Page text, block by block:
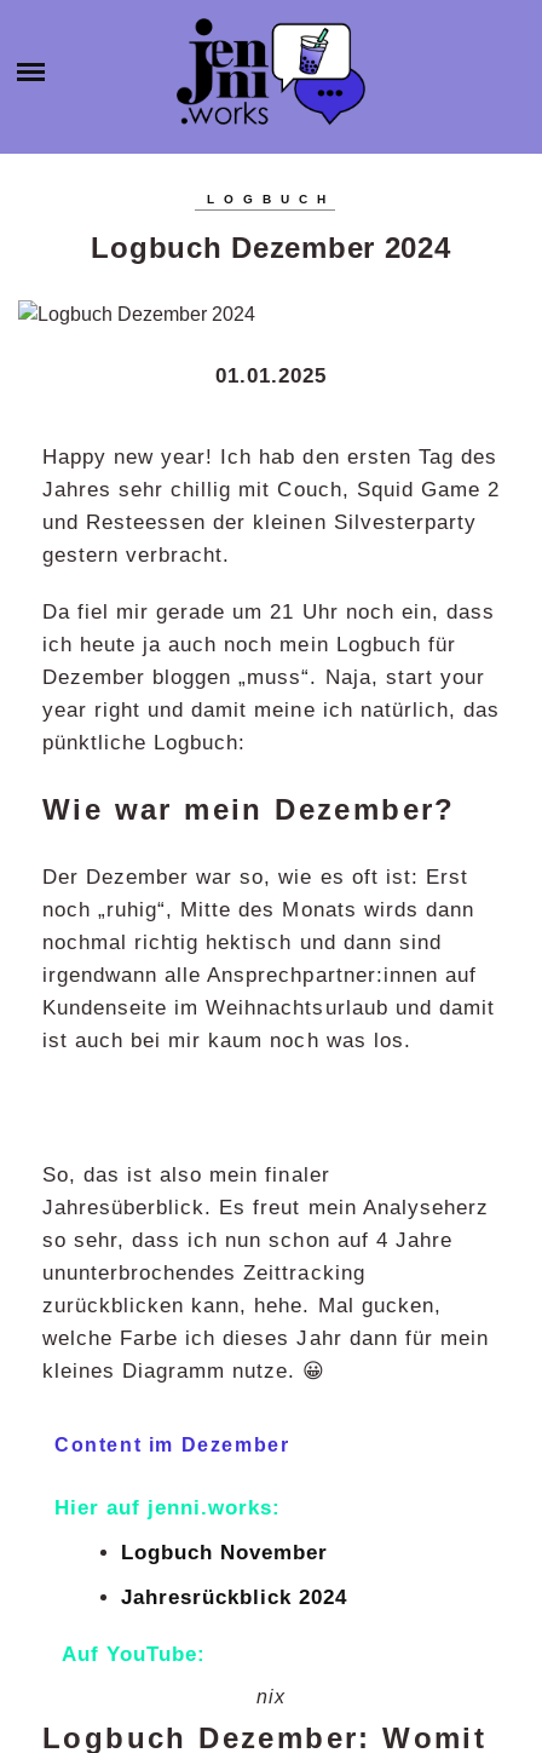
JENNI.W
ORKS
SELBSTSTÄNDIGKEIT
PRODUKTIVITÄT
BLOGROLL
LOGBUCH
Logbuch Dezember 2024
01.01.2025
Happy new year! Ich hab den ersten Tag des
Jahres sehr chillig mit Couch, Squid Game 2
und Resteessen der kleinen Silvesterparty
gestern verbracht.
Da fiel mir gerade um 21 Uhr noch ein, dass
ich heute ja auch noch mein Logbuch für
Dezember bloggen „muss“. Naja, start your
year right und damit meine ich natürlich, das
pünktliche Logbuch:
Wie war mein Dezember?
Der Dezember war so, wie es oft ist: Erst
noch „ruhig“, Mitte des Monats wirds dann
nochmal richtig hektisch und dann sind
irgendwann alle Ansprechpartner:innen auf
Kundenseite im Weihnachtsurlaub und damit
ist auch bei mir kaum noch was los.
So, das ist also mein finaler
Jahresüberblick. Es freut mein Analyseherz
so sehr, dass ich nun schon auf 4 Jahre
ununterbrochendes Zeittracking
zurückblicken kann, hehe. Mal gucken,
welche Farbe ich dieses Jahr dann für mein
kleines Diagramm nutze. 😀
Content im Dezember
Hier auf jenni.works:
Logbuch November
Jahresrückblick 2024
Auf YouTube:
nix
Logbuch Dezember: Womit